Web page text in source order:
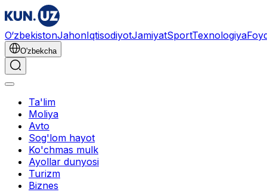
O‘zbekistonJahonIqtisodiyotJamiyatSportTexnologiya
O'zbekcha
Ta'lim
Moliya
Avto
Sog'lom hayot
Ko'chmas mulk
Ayollar dunyosi
Turizm
Biznes